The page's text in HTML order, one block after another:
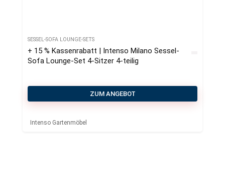
SESSEL-SOFA LOUNGE-SETS
+ 15 % Kassenrabatt | Intenso Milano Sessel-
Sofa Lounge-Set 4-Sitzer 4-teilig
ZUM ANGEBOT
Intenso Gartenmöbel